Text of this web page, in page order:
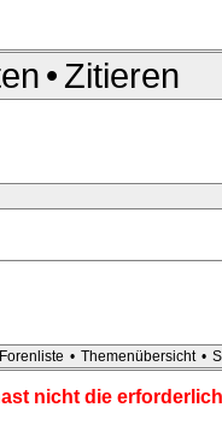
• Zitieren
Forenliste • Themenübersicht •
nicht die